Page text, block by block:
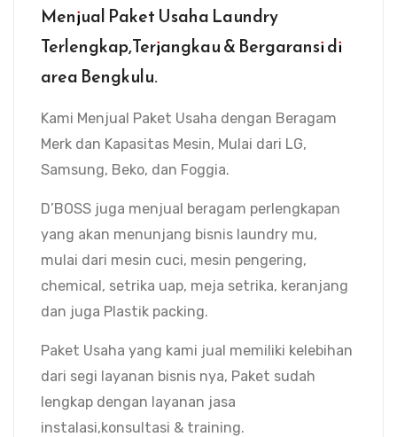
Menjual Paket Usaha Laundry
Terlengkap,Terjangkau & Bergaransi di
area Bengkulu.
Kami Menjual Paket Usaha dengan Beragam
Merk dan Kapasitas Mesin, Mulai dari LG,
Samsung, Beko, dan Foggia.
D’BOSS juga menjual beragam perlengkapan
yang akan menunjang bisnis laundry mu,
mulai dari mesin cuci, mesin pengering,
chemical, setrika uap, meja setrika, keranjang
dan juga Plastik packing.
Paket Usaha yang kami jual memiliki kelebihan
dari segi layanan bisnis nya, Paket sudah
lengkap dengan layanan jasa
instalasi,konsultasi & training.